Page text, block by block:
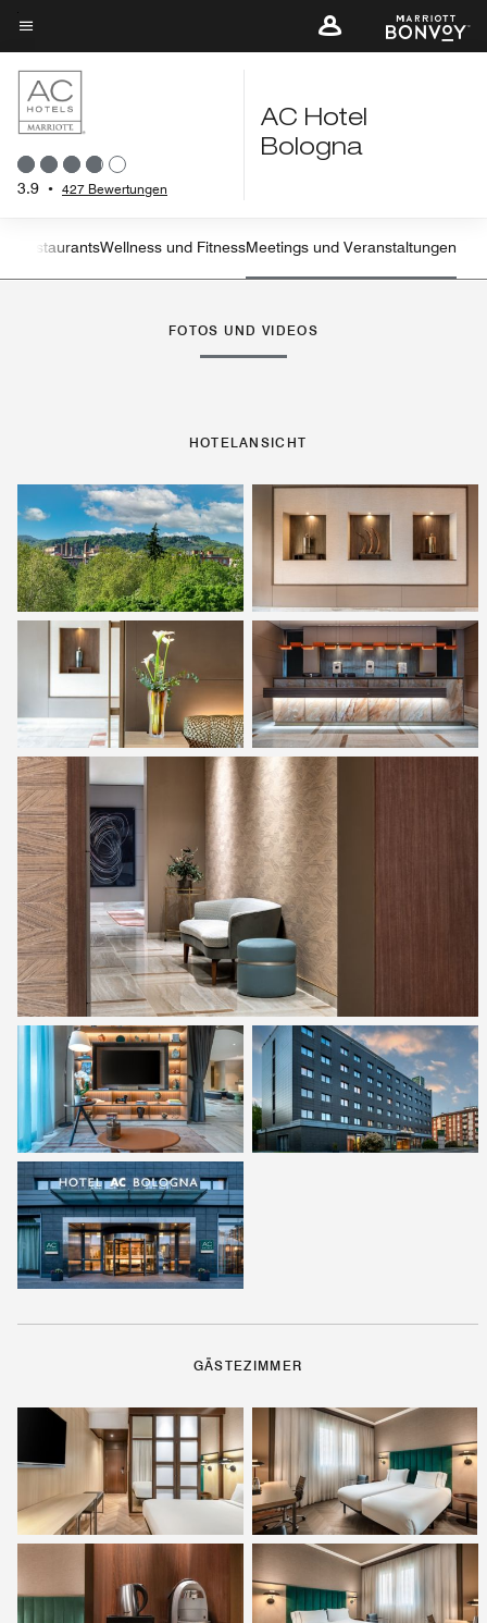
Skip
to
main
content
Menütext
3.9 • 427 Bewertungen
AC Hotel
Bologna
Linkspfeil
RestaurantsWellness und FitnessMeetings und Veranstaltungen
FOTOS UND VIDEOS
HOTELANSICHT
GÄSTEZIMMER